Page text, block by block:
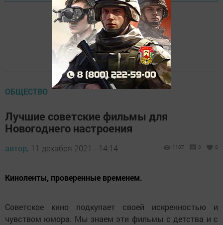
ОБЩЕСТВО
Лучшие советские фильмы для
Новогоднего настроения
автор, 11 декабря 2021 - 14:14 1107 0 0
Киноленты, проверенные временем.
Советское кино подкупает своей искренностью и
чувством юмора. Мы знаем эти фильмы с детства и с